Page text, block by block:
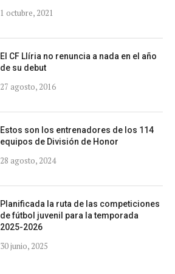
1 octubre, 2021
El CF Llíria no renuncia a nada en el año
de su debut
27 agosto, 2016
Estos son los entrenadores de los 114
equipos de División de Honor
28 agosto, 2024
Planificada la ruta de las competiciones
de fútbol juvenil para la temporada
2025-2026
30 junio, 2025